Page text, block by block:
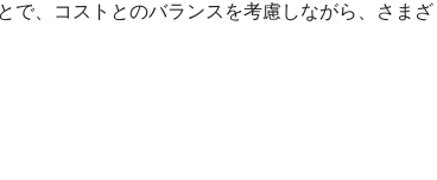
で、コストとのバランスを考慮しながら、さま